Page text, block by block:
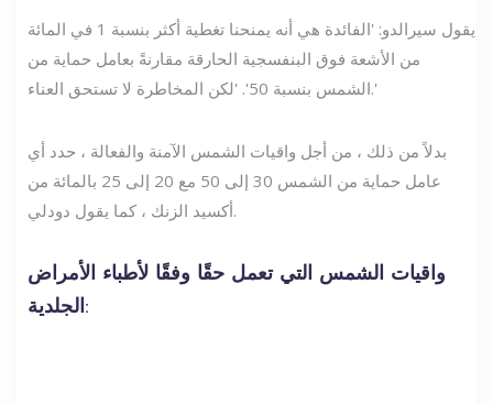
يقول سيرالدو: 'الفائدة هي أنه يمنحنا تغطية أكثر بنسبة 1 في المائة
من الأشعة فوق البنفسجية الحارقة مقارنةً بعامل حماية من
الشمس بنسبة 50'. 'لكن المخاطرة لا تستحق العناء.'
بدلاً من ذلك ، من أجل واقيات الشمس الآمنة والفعالة ، حدد أي
عامل حماية من الشمس 30 إلى 50 مع 20 إلى 25 بالمائة من
أكسيد الزنك ، كما يقول دودلي.
واقيات الشمس التي تعمل حقًا وفقًا لأطباء الأمراض
الجلدية: